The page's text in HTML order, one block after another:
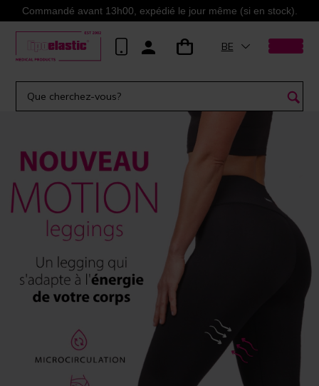
Commandé avant 13h00, expédié le jour même (si en stock).
BE